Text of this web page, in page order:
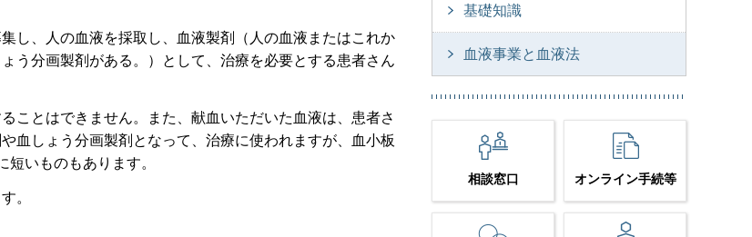
し、人の血液を採取し、血液製剤（人の血液またはこれか
う分画製剤がある。）として、治療を必要とする患者さん
ことはできません。また、献血いただいた血液は、患者さ
血しょう分画製剤となって、治療に使われますが、血小板
いものもあります。
。
基礎知識
血液事業と血液法
相談窓口 オンライン手続等